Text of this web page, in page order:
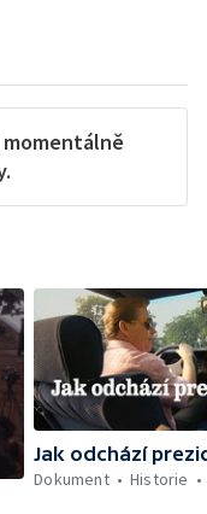
Jak odchází
Dokument
Historie